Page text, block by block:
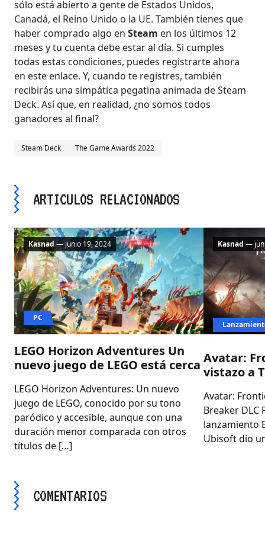
sólo está abierto a gente de Estados Unidos,
Canadá, el Reino Unido o la UE. También tienes que
haber comprado algo en Steam en los últimos 12
meses y tu cuenta debe estar al día. Si cumples
todas estas condiciones, puedes registrarte ahora
en este enlace. Y, cuando te registres, también
recibirás una simpática pegatina animada de Steam
Deck. Así que, en realidad, ¿no somos todos
ganadores al final?
Steam Deck The Game Awards 2022
ARTICULOS RELACIONADOS
LEGO Horizon Adventures Un
nuevo juego de LEGO está cerca
LEGO Horizon Adventures: Un nuevo
juego de LEGO, conocido por su tono
paródico y accesible, aunque con una
duración menor comparada con otros
títulos de […]
PC
Kasnad — junio 19, 2024
Avatar:
vistazo a
Avatar:
Breaker DLC
lanzamiento
Ubisoft dio
Kasnad —
COMENTARIOS